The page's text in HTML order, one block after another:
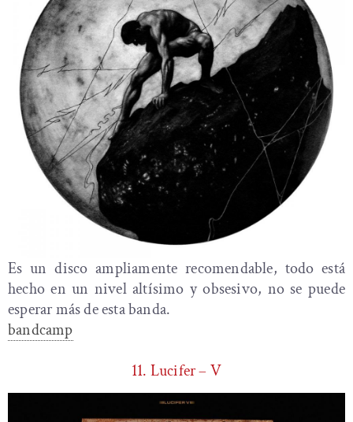
Es un disco ampliamente recomendable, todo está
hecho en un nivel altísimo y obsesivo, no se puede
esperar más de esta banda.
bandcamp
11. Lucifer – V